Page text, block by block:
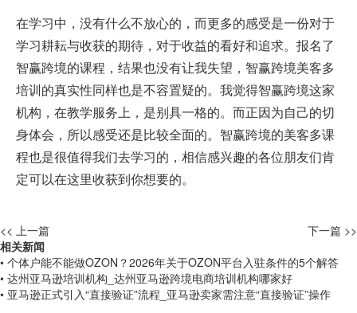
在学习中，没有什么不放心的，而更多的感受是一份对于
学习耕耘与收获的期待，对于收益的看好和追求。报名了
智赢跨境的课程，结果也没有让我失望，智赢跨境美客多
培训的真实性同样也是不容置疑的。我觉得智赢跨境这家
机构，在教学服务上，是别具一格的。而正因为自己的切
身体会，所以感受还是比较全面的。智赢跨境的美客多课
程也是很值得我们去学习的，相信感兴趣的各位朋友们肯
定可以在这里收获到你想要的。
<< 上一篇
下一篇 >>
相关新闻
• 个体户能不能做OZON？2026年关于OZON平台入驻条件的5个解答
• 达州亚马逊培训机构_达州亚马逊跨境电商培训机构哪家好
• 亚马逊正式引入“直接验证”流程_亚马逊卖家需注意“直接验证”操作